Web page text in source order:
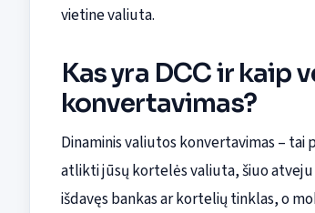
vietine valiuta.
Kas yra DCC ir kaip
konvertavimas?
Dinaminis valiutos konvertavimas –
atlikti jūsų kortelės valiuta, šiuo
išdavęs bankas ar kortelių tinklas, o